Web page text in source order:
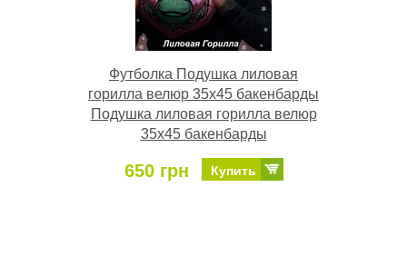
Футболка Подушка лиловая
горилла велюр 35х45 бакенбарды
Подушка лиловая горилла велюр
35х45 бакенбарды
650 грн Купить